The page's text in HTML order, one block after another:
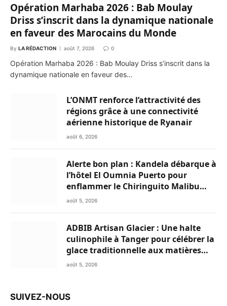
Opération Marhaba 2026 : Bab Moulay
Driss s’inscrit dans la dynamique nationale
en faveur des Marocains du Monde
By LA RÉDACTION août 7, 2026 0
Opération Marhaba 2026 : Bab Moulay Driss s’inscrit dans la
dynamique nationale en faveur des…
L’ONMT renforce l’attractivité des
régions grâce à une connectivité
aérienne historique de Ryanair
août 6, 2026
Alerte bon plan : Kandela débarque à
l’hôtel El Oumnia Puerto pour
enflammer le Chiringuito Malibu
Club
août 5, 2026
ADBIB Artisan Glacier : Une halte
culinophile à Tanger pour célébrer la
glace traditionnelle aux matières
premières de choix
août 5, 2026
SUIVEZ-NOUS